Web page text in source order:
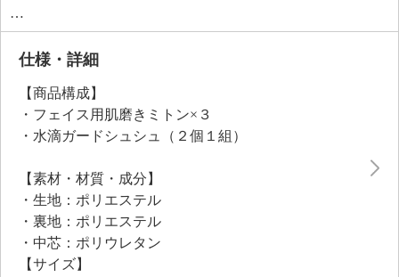
（Ｒ）糸とポリエステルレギュラー糸を絡ませて立体
ループ状にしたナノループ面（ピンクの面）と、ナノ
フロント（Ｒ）糸を編み上げ、お肌により密着するよ
細かい汚れを落とすナノリッチスエード面（薄いピン
クの面）で作製。
大人世代のお肌に負担がかからないように、効率的に
びにこだわりました。
※ナノフロント（Ｒ）は、帝人フロンティア（株）の
商標です。
仕様・詳細
【商品構成】
・フェイス用肌磨きミトン×３
・水滴ガードシュシュ（２個１組）
【素材・材質・成分】
・生地：ポリエステル
・裏地：ポリエステル
・中芯：ポリウレタン
【サイズ】